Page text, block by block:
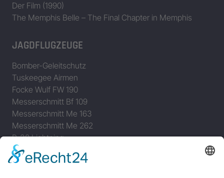
Der Film (1990)
The Memphis Belle – The Final Chapter in Memphis
JAGDFLUGZEUGE
Bomber-Geleitschutz
Tuskeegee Airmen
Focke Wulf FW 190
Messerschmitt Bf 109
Messerschmitt Me 163
Messerschmitt Me 262
P-38 Lightning
P-47 Thunderbolt
P-51 Mustang